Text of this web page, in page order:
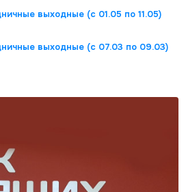
выходные (с 01.05 по 11.05)
выходные (с 07.03 по 09.03)